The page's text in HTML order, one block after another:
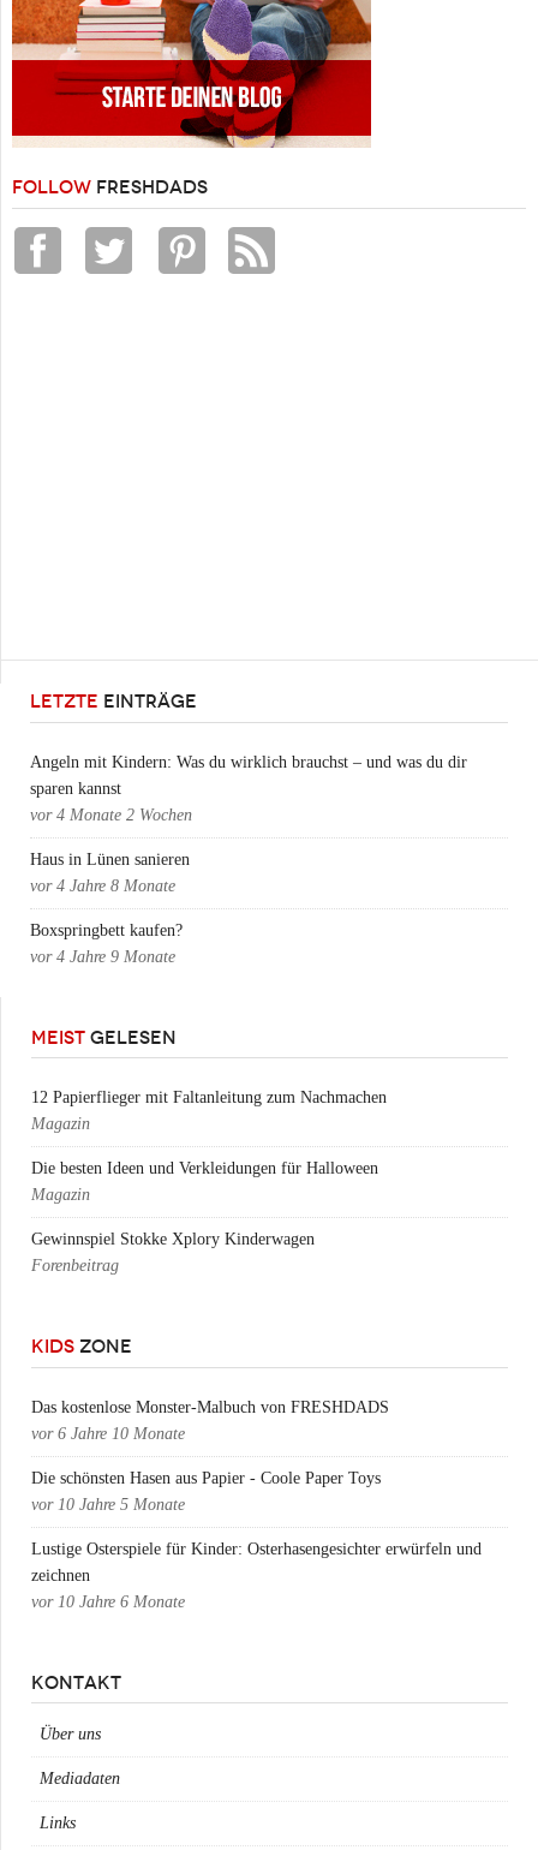
FOLLOW FRESHDADS
LETZTE EINTRÄGE
Angeln mit Kindern: Was du wirklich brauchst – und was du dir
sparen kannst
vor 4 Monate 2 Wochen
Haus in Lünen sanieren
vor 4 Jahre 8 Monate
Boxspringbett kaufen?
vor 4 Jahre 9 Monate
MEIST GELESEN
12 Papierflieger mit Faltanleitung zum Nachmachen
Magazin
Die besten Ideen und Verkleidungen für Halloween
Magazin
Gewinnspiel Stokke Xplory Kinderwagen
Forenbeitrag
KIDS ZONE
Das kostenlose Monster-Malbuch von FRESHDADS
vor 6 Jahre 10 Monate
Die schönsten Hasen aus Papier - Coole Paper Toys
vor 10 Jahre 5 Monate
Lustige Osterspiele für Kinder: Osterhasengesichter erwürfeln und
zeichnen
vor 10 Jahre 6 Monate
KONTAKT
Über uns
Mediadaten
Links